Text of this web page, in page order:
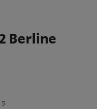
Berline